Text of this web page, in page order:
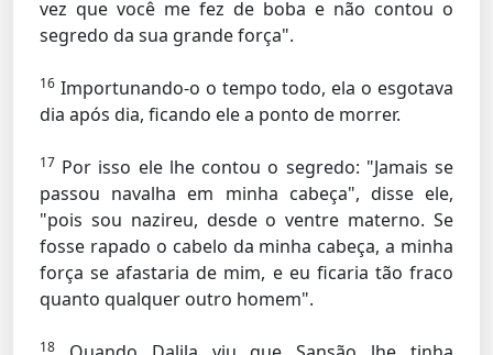
vez que você me fez de boba e não contou o
segredo da sua grande força".
16 Importunando-o o tempo todo, ela o esgotava
dia após dia, ficando ele a ponto de morrer.
17 Por isso ele lhe contou o segredo: "Jamais se
passou navalha em minha cabeça", disse ele,
"pois sou nazireu, desde o ventre materno. Se
fosse rapado o cabelo da minha cabeça, a minha
força se afastaria de mim, e eu ficaria tão fraco
quanto qualquer outro homem".
18